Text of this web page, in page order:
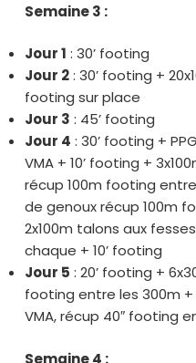
Semaine 3 :
Jour 1 : 30’ footing
Jour 2: 30’ footing +
footing sur place
Jour 3 : 45’ footing
Jour 4 : 30’ footing +
VMA + 10’ footing +
récup 100m footing
de genoux récup 100m
2x100m talons aux
chaque + 10’ footing
Jour 5 : 20’ footing +
footing entre les 300m +
VMA, récup 40″ footing
Semaine 4 :